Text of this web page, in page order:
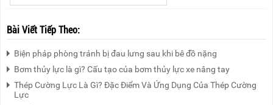
Bài Viết Tiếp Theo:
Biện pháp phòng tránh bị đau lưng sau khi bê đồ nặng
Bơm thủy lực là gì? Cấu tạo của bơm thủy lực xe nâng tay
Thép Cường Lực Là Gì? Đặc Điểm Và Ứng Dụng Của Thép Cường
Lực